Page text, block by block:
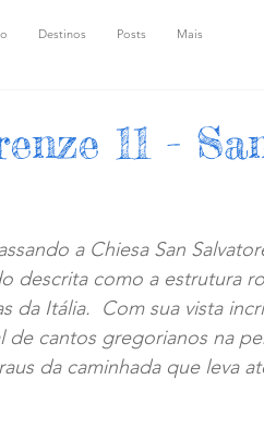
Destinos Posts Mais
11 -
a Chiesa San
descrita como ​a estrutura
da Itália.  Com sua vista
de cantos gregorianos na
da caminhada que leva